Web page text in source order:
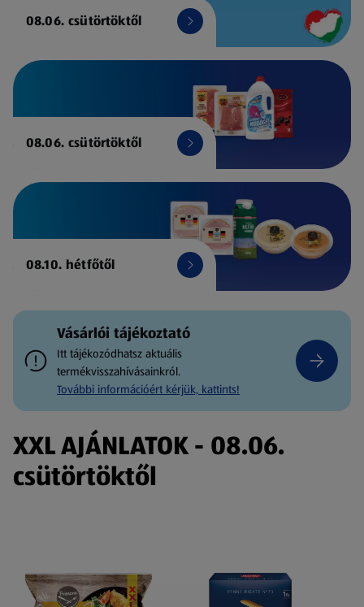
08.06. csütörtöktől
08.06. csütörtöktől
08.10. hétfőtől
Vásárlói tájékoztató
Itt tájékozódhatsz aktuális
termékvisszahívásainkról.
További információért kérjük, kattints!
XXL AJÁNLATOK - 08.06.
csütörtöktől